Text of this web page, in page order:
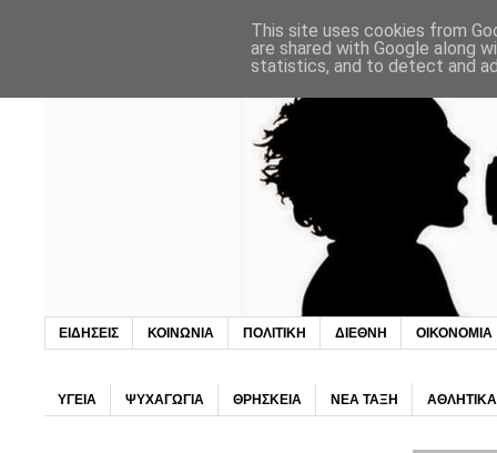
ΕΙΔΗΣΕΙΣ ΚΟΙΝΩΝΙΑ ΠΟΛΙΤΙΚΗ ΔΙΕΘΝΗ ΟΙΚΟΝΟΜΙΑ
ΥΓΕΙΑ ΨΥΧΑΓΩΓΙΑ ΘΡΗΣΚΕΙΑ ΝΕΑ ΤΑΞΗ ΑΘΛΗΤΙΚΑ
This site uses cookies from
are shared with Google along
statistics, and to detect and